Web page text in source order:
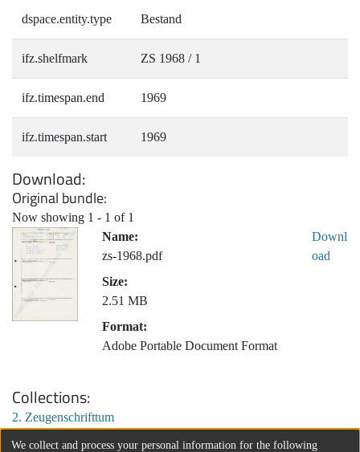
dspace.entity.type Bestand
ifz.shelfmark ZS 1968 / 1
ifz.timespan.end 1969
ifz.timespan.start 1969
Download
Original bundle
Now showing 1 - 1 of 1
Name:
zs-1968.pdf
Size:
2.51 MB
Format:
Adobe Portable Document Format
Downl
oad
Collections
2. Zeugenschrifttum
We collect and process your personal information for the following